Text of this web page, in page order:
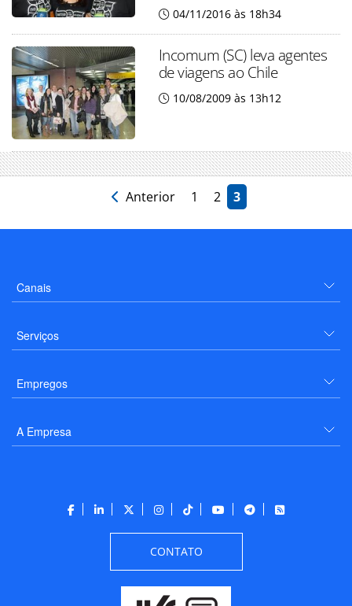
04/11/2016 às 18h34
Incomum (SC) leva agentes
de viagens ao Chile
10/08/2009 às 13h12
Anterior 1 2 3
Canais
Serviços
Empregos
A Empresa
CONTATO